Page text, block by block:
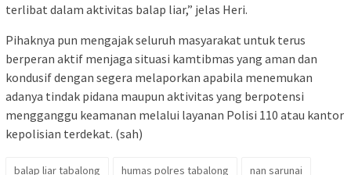
terlibat dalam aktivitas balap liar,” jelas Heri.
Pihaknya pun mengajak seluruh masyarakat untuk terus
berperan aktif menjaga situasi kamtibmas yang aman dan
kondusif dengan segera melaporkan apabila menemukan
adanya tindak pidana maupun aktivitas yang berpotensi
mengganggu keamanan melalui layanan Polisi 110 atau kantor
kepolisian terdekat. (sah)
balap liar tabalong humas polres tabalong nan sarunai